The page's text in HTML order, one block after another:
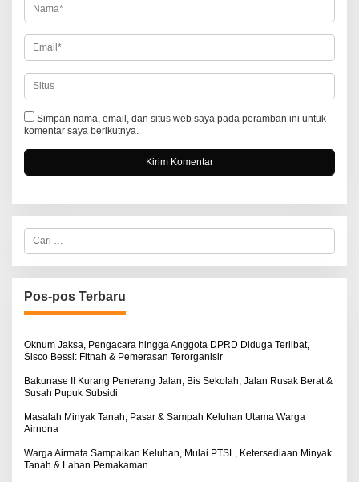
Simpan nama, email, dan situs web saya pada peramban ini untuk
komentar saya berikutnya.
C
r
i
u
n
u
:
Pos-pos Terbaru
Oknum Jaksa, Pengacara hingga Anggota DPRD Diduga Terlibat,
Sisco Bessi: Fitnah & Pemerasan Terorganisir
Bakunase II Kurang Penerang Jalan, Bis Sekolah, Jalan Rusak Berat &
Susah Pupuk Subsidi
Masalah Minyak Tanah, Pasar & Sampah Keluhan Utama Warga
Airnona
Warga Airmata Sampaikan Keluhan, Mulai PTSL, Ketersediaan Minyak
Tanah & Lahan Pemakaman